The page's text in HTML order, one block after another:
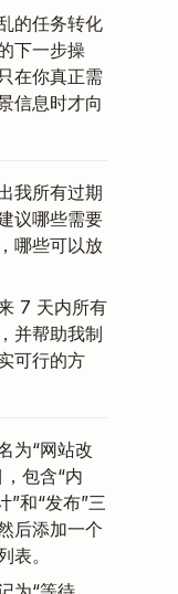
的任务转化
下一步操
在你真正需
信息时才向
我所有过期
议哪些需要
哪些可以放
7 天内所有
并帮助我制
可行的方
为“网站改
包含“内
”和“发布”三
后添加一个
表。